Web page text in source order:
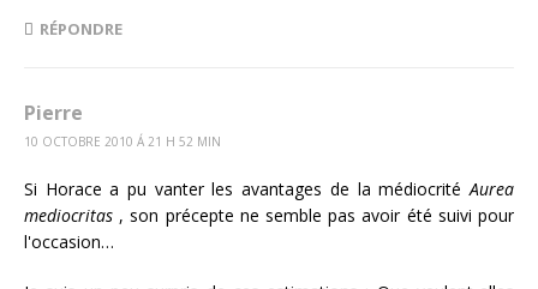
RÉPONDRE
Pierre
10 OCTOBRE 2010 Á 21 H 52 MIN
Si Horace a pu vanter les avantages de la médiocrité Aurea
mediocritas , son précepte ne semble pas avoir été suivi pour
l'occasion…